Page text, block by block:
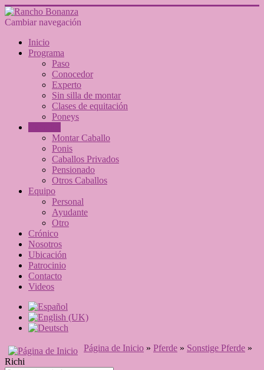
Cambiar navegación
Inicio
Programa
Paso
Conocedor
Experto
Sin silla de montar
Clases de equitación
Poneys
Montar Caballo
Ponis
Caballos Privados
Pensionado
Otros Caballos
Equipo
Personal
Ayudante
Otro
Crónico
Nosotros
Ubicación
Patrocinio
Contacto
Videos
Página de Inicio » Pferde » Sonstige Pferde »
Richi